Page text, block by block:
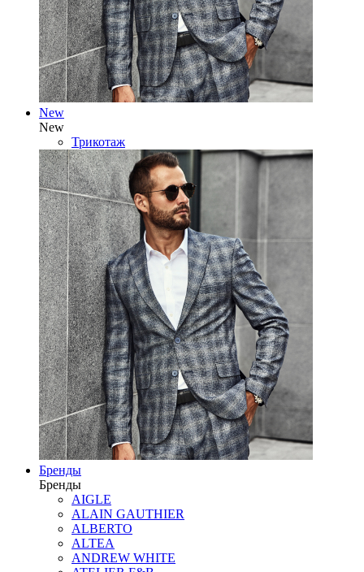
New
New
Трикотаж
Бренды
Бренды
AIGLE
ALAIN GAUTHIER
ALBERTO
ALTEA
ANDREW WHITE